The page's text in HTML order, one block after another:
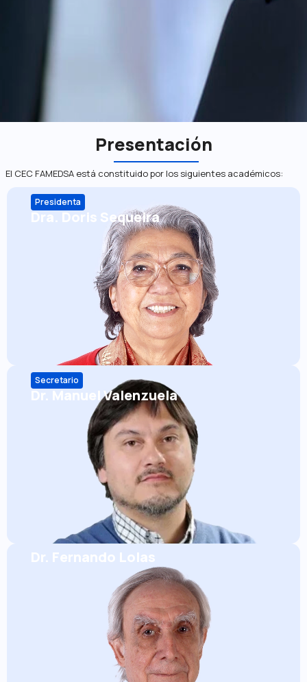
Presentación
El CEC FAMEDSA está constituido por los siguientes académicos:
Dra. Doris Sequeira
Presidenta
Dr. Manuel Valenzuela
Secretario
Dr. Fernando Lolas